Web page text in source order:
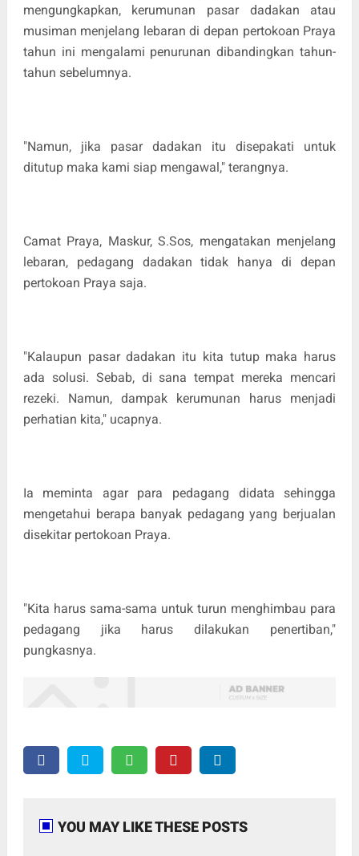
mengungkapkan, kerumunan pasar dadakan atau
musiman menjelang lebaran di depan pertokoan Praya
tahun ini mengalami penurunan dibandingkan tahun-
tahun sebelumnya.
"Namun, jika pasar dadakan itu disepakati untuk
ditutup maka kami siap mengawal," terangnya.
Camat Praya, Maskur, S.Sos, mengatakan menjelang
lebaran, pedagang dadakan tidak hanya di depan
pertokoan Praya saja.
"Kalaupun pasar dadakan itu kita tutup maka harus
ada solusi. Sebab, di sana tempat mereka mencari
rezeki. Namun, dampak kerumunan harus menjadi
perhatian kita," ucapnya.
Ia meminta agar para pedagang didata sehingga
mengetahui berapa banyak pedagang yang berjualan
disekitar pertokoan Praya.
"Kita harus sama-sama untuk turun menghimbau para
pedagang jika harus dilakukan penertiban,"
pungkasnya.
YOU MAY LIKE THESE POSTS